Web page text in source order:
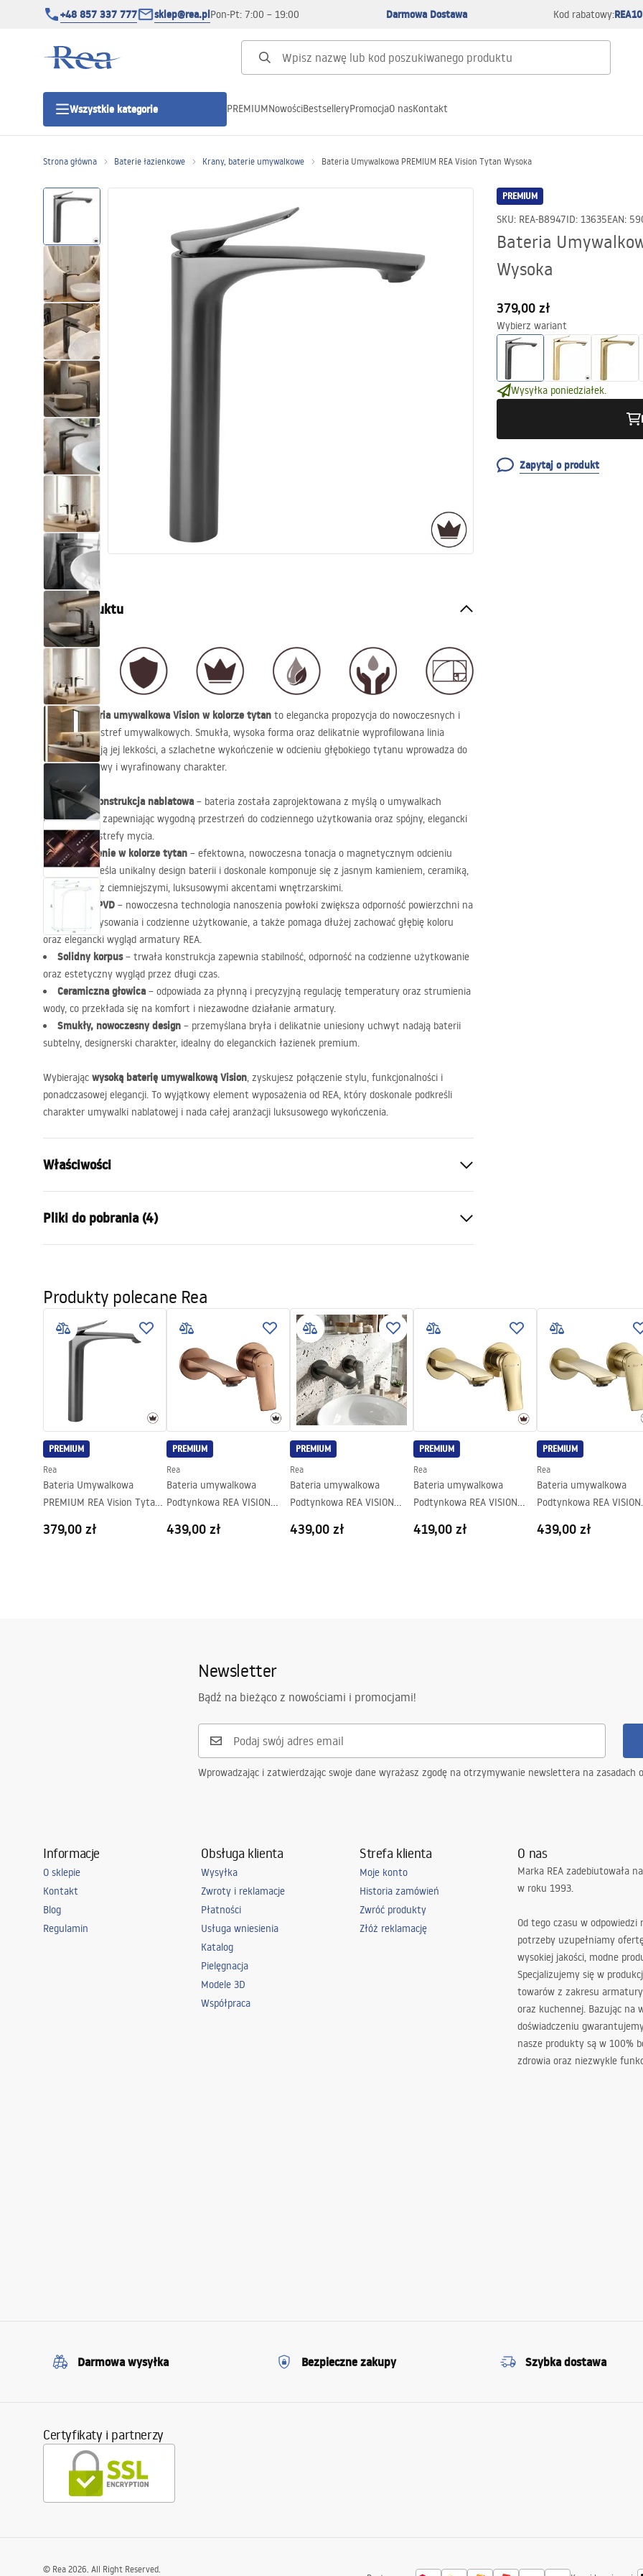
+48 857 337 777 sklep@rea.plPon-Pt: 7:00 – 19:00 Darmowa Dostawa Kod rabatowy:REA10
Wszystkie kategorie
Kategorie produktowe
Kabiny prysznicowe
Brodziki prysznicowe
Odpływy liniowe
Toalety, ubikacje
Umywalki
Wanny i parawany
Baterie
Natryski
Akcesoria i meble łazienkowe
PREMIUMNowościBestselleryPromocjaO nasKontakt
Strona główna Baterie łazienkowe Krany, baterie umywalkowe Bateria Umywalkowa PREMIUM REA Vision Tytan Wysoka
PREMIUM
SKU: REA-B8947ID: 13635EAN:
Bateria
Wysoka
379,00 zł
Wybierz wariant
Wysyłka poniedziałek.
Zapytaj o produkt
Opis produktu
Wysoka bateria umywalkowa Vision w kolorze tytan to elegancka propozycja do nowoczesnych i
luksusowych stref umywalkowych. Smukła, wysoka forma oraz delikatnie wyprofilowana linia
wylewki nadają jej lekkości, a szlachetne wykończenie w odcieniu głębokiego tytanu wprowadza do
wnętrza surowy i wyrafinowany charakter.
Wysoka konstrukcja nablatowa – bateria została zaprojektowana z myślą o umywalkach
nablatowych, zapewniając wygodną przestrzeń do codziennego użytkowania oraz spójny, elegancki
wygląd całej strefy mycia.
Wykończenie w kolorze tytan – efektowna, nowoczesna tonacja o magnetycznym odcieniu
pięknie podkreśla unikalny design baterii i doskonale komponuje się z jasnym kamieniem, ceramiką,
drewnem oraz ciemniejszymi, luksusowymi akcentami wnętrzarskimi.
Powłoka PVD – nowoczesna technologia nanoszenia powłoki zwiększa odporność powierzchni na
ścieranie, zarysowania i codzienne użytkowanie, a także pomaga dłużej zachować głębię koloru
oraz elegancki wygląd armatury REA.
Solidny korpus– trwała konstrukcja zapewnia stabilność, odporność na codzienne użytkowanie
oraz estetyczny wygląd przez długi czas.
Ceramiczna głowica – odpowiada za płynną i precyzyjną regulację temperatury oraz strumienia
wody, co przekłada się na komfort i niezawodne działanie armatury.
Smukły, nowoczesny design – przemyślana bryła i delikatnie uniesiony uchwyt nadają baterii
subtelny, designerski charakter, idealny do eleganckich łazienek premium.
Wybierając wysoką baterię umywalkową Vision, zyskujesz połączenie stylu, funkcjonalności i
ponadczasowej elegancji. To wyjątkowy element wyposażenia od REA, który doskonale podkreśli
charakter umywalki nablatowej i nada całej aranżacji luksusowego wykończenia.
Właściwości
Sposób montażu:
Kolor:
Tytan
Materiał:
Zasięg wylewki:
mm
Wysokość (mm):
mm
Powłoka:
PVD
Średnica podłączenia:
3/8 cala
Vision
Gwarancja
5 lat
Pliki do pobrania (4)
Faucets_-_5.pdf
Informacje o
bezpieczeństwie
Safety_Information_Faucets.pdf
Pielęgnacja
Pielegnacja.pdf
Produkty polecane Rea
PREMIUM
Rea
Bateria Umywalkowa
PREMIUM REA Vision Tytan
379,00 zł
PREMIUM
Rea
Bateria umywalkowa
Podtynkowa REA VISION
439,00 zł
PREMIUM
Rea
Bateria umywalkowa
Podtynkowa REA VISION
439,00 zł
PREMIUM
Rea
Bateria umywalkowa
Podtynkowa REA VISION
419,00 zł
PREMIUM
Rea
Bateria umywalkowa
Podtynkowa REA VISION
439,00 zł
Newsletter
Bądź na bieżąco z nowościami i promocjami!
Wprowadzając i zatwierdzając swoje dane wyrażasz zgodę na otrzymywanie newslettera na zasadach
Informacje
O sklepie
Kontakt
Blog
Regulamin
Obsługa klienta
Wysyłka
Zwroty i reklamacje
Płatności
Usługa wniesienia
Katalog
Pielęgnacja
Modele 3D
Współpraca
Strefa klienta
Moje konto
Historia zamówień
Zwróć produkty
Złóż reklamację
O nas
Marka REA zadebiutowała
w roku 1993.
Od tego czasu w odpowiedzi
potrzeby uzupełniamy
wysokiej jakości, modne
Specjalizujemy się w
towarów z zakresu
oraz kuchennej. Bazując na
doświadczeniu
nasze produkty są w 100%
zdrowia oraz niezwykle
Darmowa wysyłka Bezpieczne zakupy Szybka dostawa
Certyfikaty i partnerzy
© Rea 2026 . All Right Reserved.